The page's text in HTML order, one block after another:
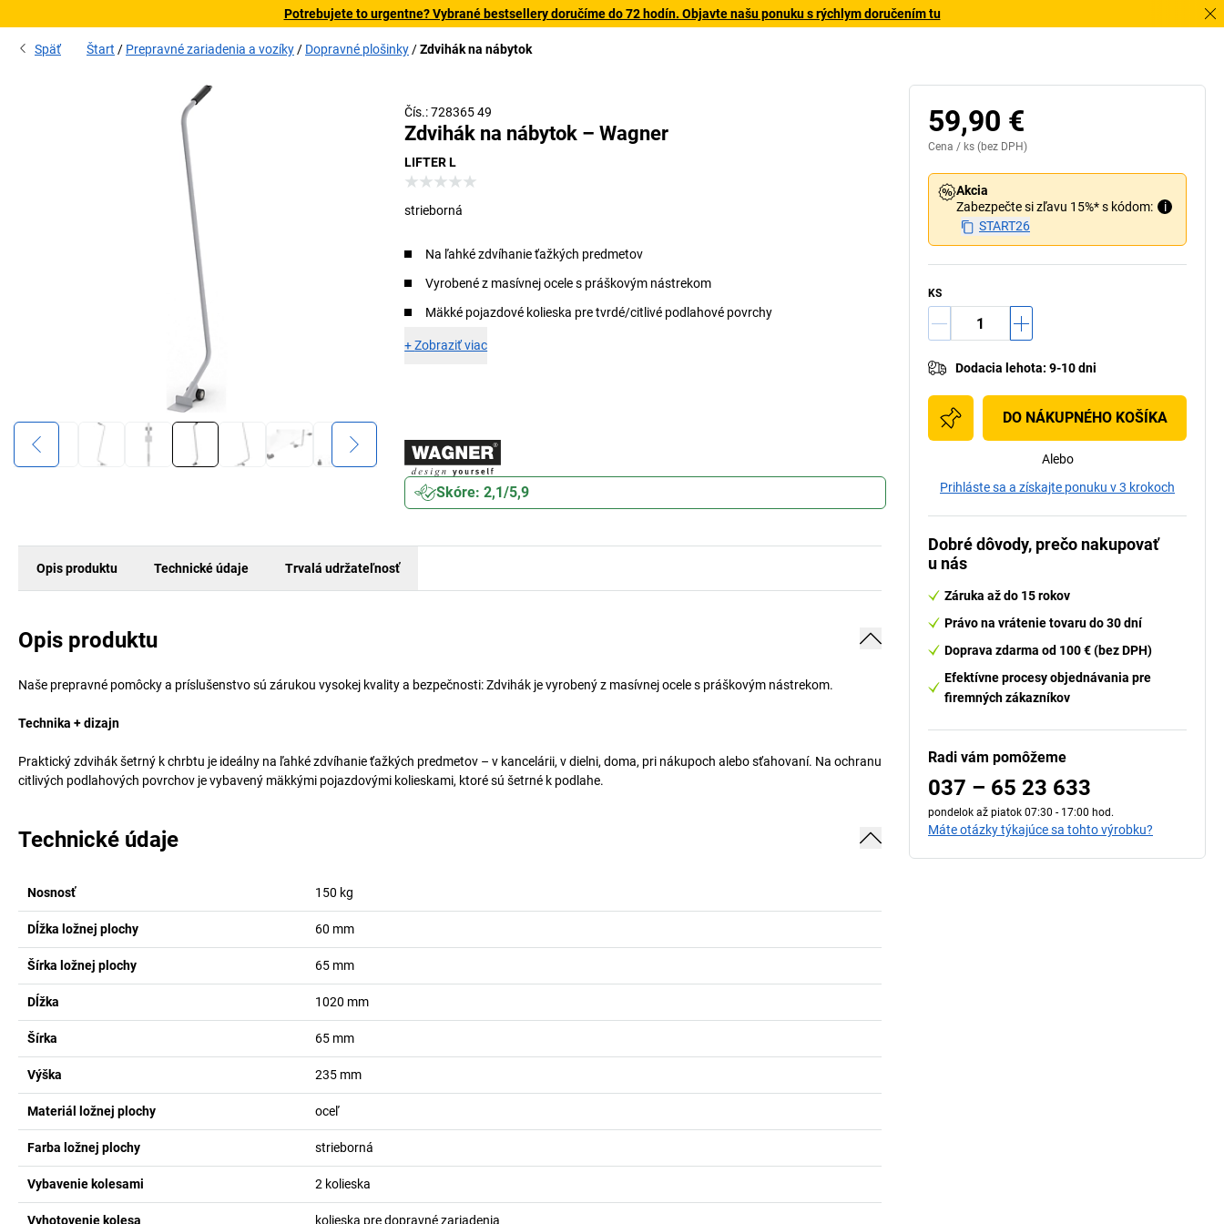
Potrebujete to urgentne? Vybrané bestsellery doručíme do 72 hodín. Objavte našu ponuku s rýchlym doručením tu
Späť Štart Prepravné zariadenia a vozíky Dopravné plošinky Zdvihák na nábytok
Čís.: 728365 49
Zdvihák na nábytok – Wagner
LIFTER L
strieborná
Na ľahké zdvíhanie ťažkých predmetov
Vyrobené z masívnej ocele s práškovým nástrekom
Mäkké pojazdové kolieska pre tvrdé/citlivé podlahové povrchy
+Zobraziť viac
Skóre: 2,1/5,9
Opis produktu Technické údaje Trvalá udržateľnosť
Opis produktu
Naše prepravné pomôcky a príslušenstvo sú zárukou vysokej kvality a bezpečnosti: Zdvihák je vyrobený z masívnej ocele s práškovým nástrekom.
Technika + dizajn
Praktický zdvihák šetrný k chrbtu je ideálny na ľahké zdvíhanie ťažkých predmetov – v kancelárii, v dielni, doma, pri nákupoch alebo sťahovaní. Na ochranu
citlivých podlahových povrchov je vybavený mäkkými pojazdovými kolieskami, ktoré sú šetrné k podlahe.
Technické údaje
Nosnosť 150 kg
Dĺžka ložnej plochy 60 mm
Šírka ložnej plochy 65 mm
Dĺžka 1020 mm
Šírka 65 mm
Výška 235 mm
Materiál ložnej plochy oceľ
Farba ložnej plochy strieborná
Vybavenie kolesami 2 kolieska
Vyhotovenie kolesa kolieska pre dopravné zariadenia
59,90 €
Cena / ks (bez DPH)
Akcia
Zabezpečte si zľavu 15%* s kódom:
i
START26
KS
Dodacia lehota: 9-10 dni
DO NÁKUPNÉHO KOŠÍKA
Alebo
Prihláste sa a získajte ponuku v 3 krokoch
Dobré dôvody, prečo nakupovať
u nás
Záruka až do 15 rokov
Právo na vrátenie tovaru do 30 dní
Doprava zdarma od 100 € (bez DPH)
Efektívne procesy objednávania pre
firemných zákazníkov
Radi vám pomôžeme
037 – 65 23 633
pondelok až piatok 07:30 - 17:00 hod.
Máte otázky týkajúce sa tohto výrobku?